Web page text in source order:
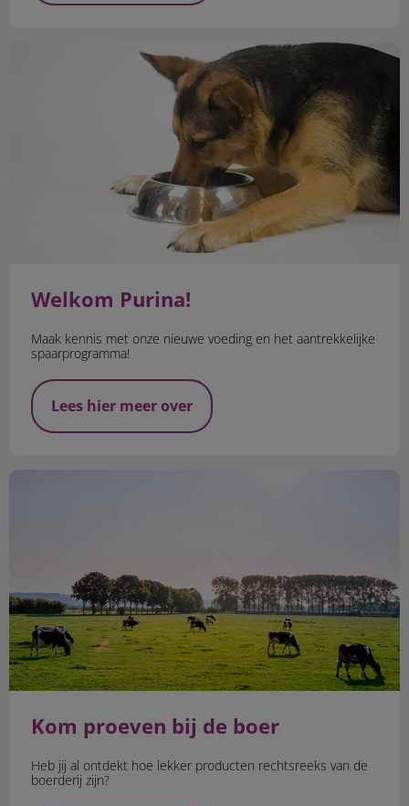
Welkom Purina!
Maak kennis met onze nieuwe voeding en het aantrekkelijke
spaarprogramma!
Lees hier meer over
Kom proeven bij de boer
Heb jij al ontdekt hoe lekker producten rechtsreeks van de
boerderij zijn?